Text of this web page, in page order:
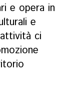
e opera in
e
ci